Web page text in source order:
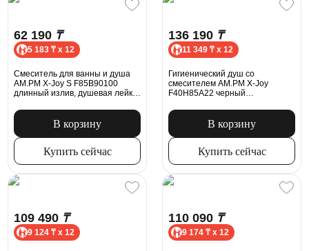
62 190 ₸
5 183 ₸ x 12
Смеситель для ванны и душа
AM.PM X-Joy S F85B90100
длинный излив, душевая лейка,
В корзину
Купить сейчас
136 190 ₸
11 349 ₸ x 12
Гигиенический душ со
смесителем AM.PM X-Joy
F40H85A22 черный
держатель
В корзину
Купить сейчас
109 490 ₸
9 124 ₸ x 12
110 090 ₸
9 174 ₸ x 12